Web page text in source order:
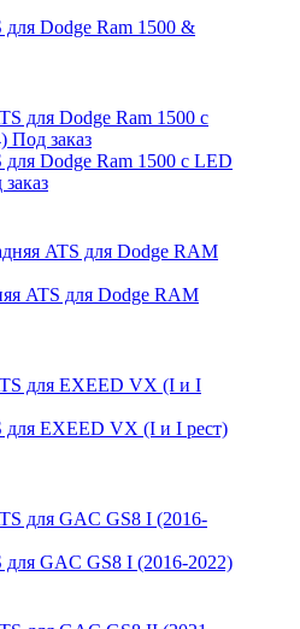
Dodge Ram 1500 &
Dodge Ram 1500 c LED
ATS для Dodge RAM
для EXEED VX (I и I рест)
GAC GS8 I (2016-2022)